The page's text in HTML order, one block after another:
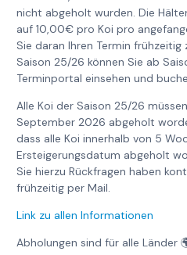
nicht abgeholt wurden. Die
auf 10,00€ pro Koi pro
Sie daran Ihren Termin frühzeitig
Saison 25/26 können Sie ab
Terminportal einsehen und
Alle Koi der Saison 25/26
September 2026 abgeholt
dass alle Koi innerhalb von 5
Ersteigerungsdatum abgeholt
Sie hierzu Rückfragen haben
frühzeitig per Mail.
Link zu allen Informationen
Abholungen sind für alle Länder